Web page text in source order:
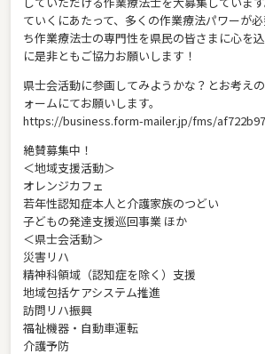
ていくにあたって、多くの作業療法パワーが
ち作業療法士の専門性を県民の皆さまに心を
に是非ともご協力お願いします！
県士会活動に参画してみようかな？とお考え
ォームにてお願いします。
https://business.form-mailer.jp/fms/
絶賛募集中！
＜地域支援活動＞
オレンジカフェ
若年性認知症本人と介護家族のつどい
子どもの発達支援巡回事業 ほか
＜県士会活動＞
災害リハ
精神科領域（認知症を除く）支援
地域包括ケアシステム推進
訪問リハ振興
福祉機器・自動車運転
介護予防